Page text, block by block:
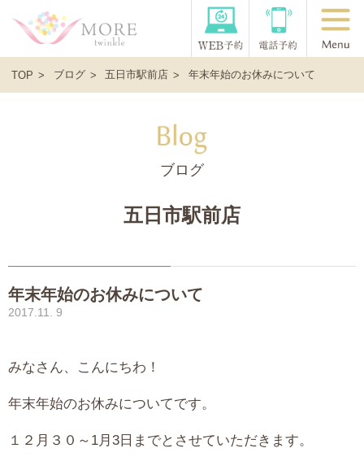
TOP ブログ 五日市駅前店 年末年始のお休みについて
ブログ
五日市駅前店
年末年始のお休みについて
2017.11. 9
みなさん、こんにちわ！
年末年始のお休みについてです。
１２月３０～1月3日までとさせていただきます。